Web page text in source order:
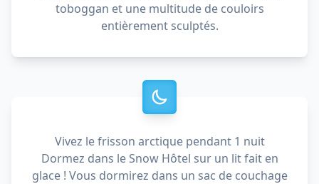
toboggan et une multitude de couloirs
entièrement sculptés.
Vivez le frisson arctique pendant 1 nuit
Dormez dans le Snow Hôtel sur un lit fait en
glace ! Vous dormirez dans un sac de couchage